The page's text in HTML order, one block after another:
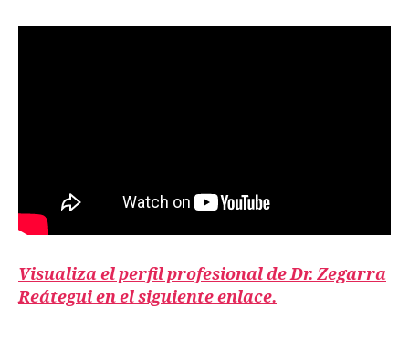
Visualiza el perfil profesional de Dr. Zegarra
Reátegui en el siguiente enlace.